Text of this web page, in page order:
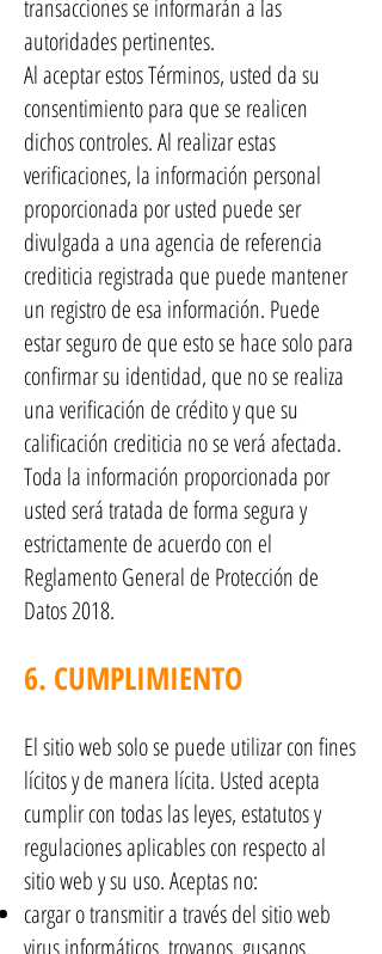
transacciones se informarán a las
autoridades pertinentes.
Al aceptar estos Términos, usted da su
consentimiento para que se realicen
dichos controles. Al realizar estas
verificaciones, la información personal
proporcionada por usted puede ser
divulgada a una agencia de referencia
crediticia registrada que puede mantener
un registro de esa información. Puede
estar seguro de que esto se hace solo para
confirmar su identidad, que no se realiza
una verificación de crédito y que su
calificación crediticia no se verá afectada.
Toda la información proporcionada por
usted será tratada de forma segura y
estrictamente de acuerdo con el
Reglamento General de Protección de
Datos 2018.
6. CUMPLIMIENTO
El sitio web solo se puede utilizar con fines
lícitos y de manera lícita. Usted acepta
cumplir con todas las leyes, estatutos y
regulaciones aplicables con respecto al
sitio web y su uso. Aceptas no:
cargar o transmitir a través del sitio web
virus informáticos, troyanos, gusanos,